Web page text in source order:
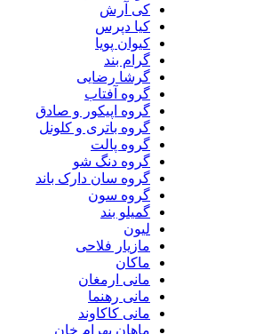
کی آرش
کیا دپرس
کیوان پویا
گرام بند
گرشا رضایی
گروه آفتاب
گروه اپیکور و صادق
گروه باتری و کلونل
گروه پالت
گروه دنگ شو
گروه سان دارک باند
گروه سون
گمیلو بند
لیون
مازیار فلاحی
ماکان
مانی ارمغان
مانی رهنما
مانی کاکاوند
ماهان بهرام خان